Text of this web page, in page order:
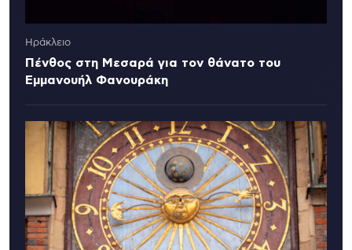
Ηράκλειο
Πένθος στη Μεσαρά για τον θάνατο του
Εμμανουήλ Φανουράκη